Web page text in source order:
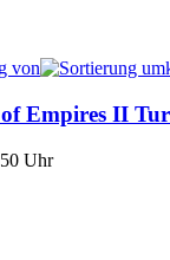
von
Empires II
Uhr